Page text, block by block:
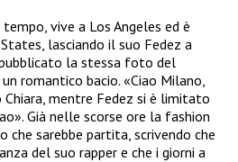
vive a Los Angeles ed è
lasciando il suo Fedez a
la stessa foto del
romantico bacio. «Ciao Milano,
mentre Fedez si è limitato
Già nelle scorse ore la fashion
che sarebbe partita, scrivendo che
del suo rapper e che i giorni a